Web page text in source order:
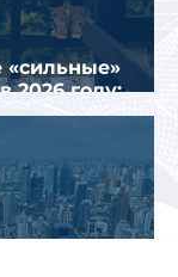
2026 году:
лидерство.